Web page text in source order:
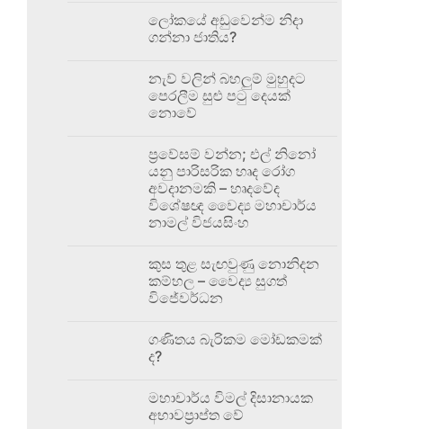
ලෝකයේ අඩුවෙන්ම නිදා
ගන්නා ජාතිය?
නැව් වලින් බහලුම් මුහුදට
පෙරලීම සුළු පටු දෙයක්
නොවේ
ප්‍රවේසම් වන්න; එල් නිනෝ
යනු පාරිසරික හෘද රෝග
අවදානමකි – හෘදවේද
විශේෂඥ වෛද්‍ය මහාචාර්ය
නාමල් විජයසිංහ
කුස තුළ සැඟවුණු නොනිදන
කම්හල – වෛද්‍ය සුගත්
විජේවර්ධන
ගණිතය බැරිකම මෝඩකමක්
ද?
මහාචාර්ය විමල් දිසානායක
අභාවප්‍රාප්ත වේ